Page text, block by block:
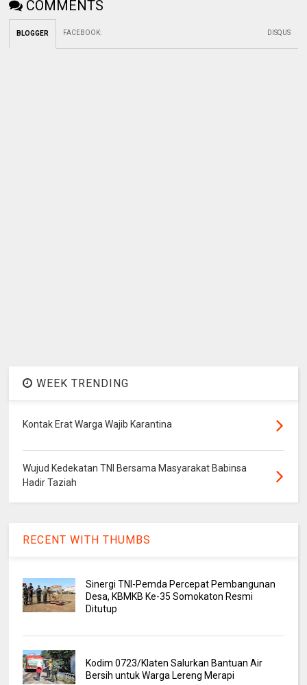
COMMENTS
BLOGGER FACEBOOK: DISQUS
WEEK TRENDING
Kontak Erat Warga Wajib Karantina
Wujud Kedekatan TNI Bersama Masyarakat Babinsa
Hadir Taziah
RECENT WITH THUMBS
Sinergi TNI-Pemda Percepat Pembangunan
Desa, KBMKB Ke-35 Somokaton Resmi
Ditutup
Kodim 0723/Klaten Salurkan Bantuan Air
Bersih untuk Warga Lereng Merapi